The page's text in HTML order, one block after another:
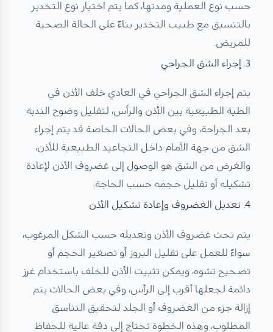
حسب نوع العملية ومدتها، كما يتم اختيار نوع التخدير
بالتنسيق مع طبيب التخدير بناءً على الحالة الصحية
للمريض.
3. إجراء الشق الجراحي
يتم إجراء الشق الجراحي في العادي خلف الأذن في
الطية الطبيعية بين الأذن والرأس، لتقليل وضوح الندبة
بعد الجراحة، وفي بعض الحالات الخاصة قد يتم إجراء
الشق من جهة الأمام داخل التجاعيد الطبيعية للأذن،
والغرض من الشق هو الوصول إلى غضروف الأذن لإعادة
تشكيله أو تقليل حجمه حسب الحاجة.
4. تعديل الغضروف وإعادة تشكيل الأذن
يتم نحت غضروف الأذن وتعديله حسب الشكل المرغوب،
سواءً للعمل على تقليل البروز أو تصغير الحجم أو
تصحيح تشوه، ويمكن تثبيت الأذن للخلف باستخدام غرز
دائمة لجعلها أقرب إلى الرأس، وفي بعض الحالات يتم
إزالة جزء من الغضروف أو الجلد لتحقيق التناسق
المطلوب، وهذه الخطوة تحتاج إلى دقة عالية للحفاظ